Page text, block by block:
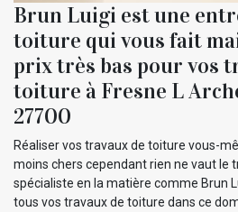
Brun Luigi est une
toiture qui vous fait
prix très bas pour vos
toiture à Fresne L
27700
Réaliser vos travaux de toiture vous-
moins chers cependant rien ne vaut le
spécialiste en la matière comme Brun
tous vos travaux de toiture dans ce